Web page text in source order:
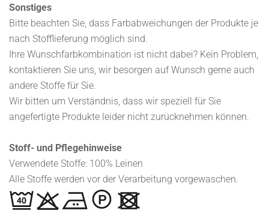
Sonstiges
Bitte beachten Sie, dass Farbabweichungen der Produkte je
nach Stofflieferung möglich sind.
Ihre Wunschfarbkombination ist nicht dabei? Kein Problem,
kontaktieren Sie uns, wir besorgen auf Wunsch gerne auch
andere Stoffe für Sie.
Wir bitten um Verständnis, dass wir speziell für Sie
angefertigte Produkte leider nicht zurücknehmen können.
Stoff- und Pflegehinweise
Verwendete Stoffe: 100% Leinen
Alle Stoffe werden vor der Verarbeitung vorgewaschen.